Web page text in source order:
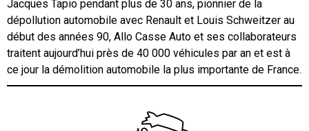
Jacques Tapio pendant plus de 30 ans, pionnier de la
dépollution automobile avec Renault et Louis Schweitzer au
début des années 90, Allo Casse Auto et ses collaborateurs
traitent aujourd’hui près de 40 000 véhicules par an et est à
ce jour la démolition automobile la plus importante de France.